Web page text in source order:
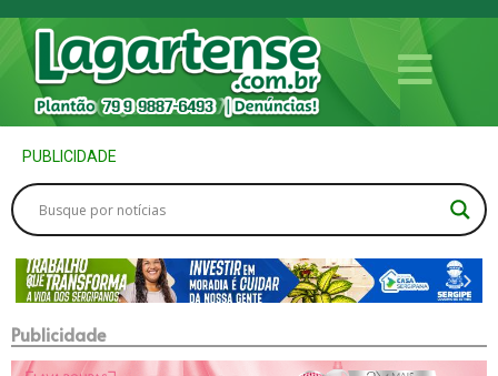
PUBLICIDADE
Publicidade